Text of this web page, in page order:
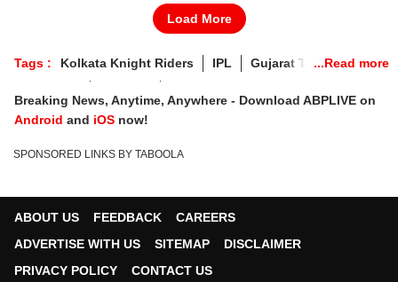
Load More
Tags : Kolkata Knight Riders IPL
Gujarat Titans
Breaking News, Anytime, Anywhere - Download ABPLIVE on
Android and iOS now!
SPONSORED LINKS BY TABOOLA
ABOUT US FEEDBACK
CAREERS
ADVERTISE WITH US
SITEMAP
DISCLAIMER
PRIVACY POLICY
CONTACT US